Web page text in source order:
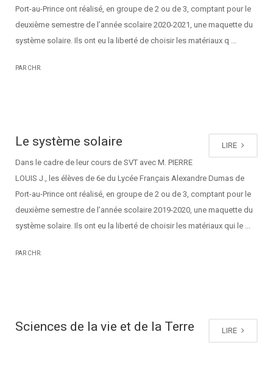
Port-au-Prince ont réalisé, en groupe de 2 ou de 3, comptant pour le
deuxième semestre de l’année scolaire 2020-2021, une maquette du
système solaire. Ils ont eu la liberté de choisir les matériaux q ...
PAR CHR.
LIRE
Le système solaire
Dans le cadre de leur cours de SVT avec M. PIERRE
LOUIS J., les élèves de 6e du Lycée Français Alexandre Dumas de
Port-au-Prince ont réalisé, en groupe de 2 ou de 3, comptant pour le
deuxième semestre de l’année scolaire 2019-2020, une maquette du
système solaire. Ils ont eu la liberté de choisir les matériaux qui le ...
PAR CHR.
LIRE
Sciences de la vie et de la Terre